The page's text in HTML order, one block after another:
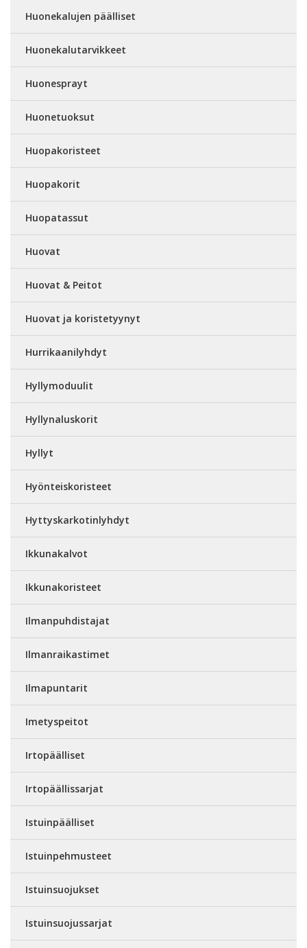
Huonekalujen päälliset
Huonekalutarvikkeet
Huonesprayt
Huonetuoksut
Huopakoristeet
Huopakorit
Huopatassut
Huovat
Huovat & Peitot
Huovat ja koristetyynyt
Hurrikaanilyhdyt
Hyllymoduulit
Hyllynaluskorit
Hyllyt
Hyönteiskoristeet
Hyttyskarkotinlyhdyt
Ikkunakalvot
Ikkunakoristeet
Ilmanpuhdistajat
Ilmanraikastimet
Ilmapuntarit
Imetyspeitot
Irtopäälliset
Irtopäällissarjat
Istuinpäälliset
Istuinpehmusteet
Istuinsuojukset
Istuinsuojussarjat